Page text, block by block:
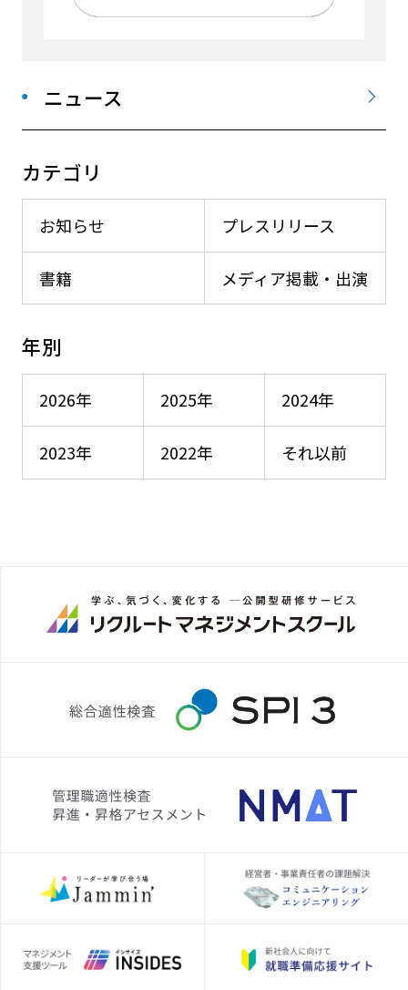
ニュース
カテゴリ
お知らせ プレスリリース
メディア掲載・出演
書籍
年別
2026年 2025年 2024年
2023年 2022年 それ以前